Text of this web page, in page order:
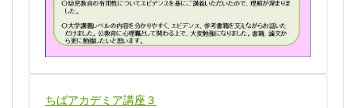
ちばアカデミア講座３